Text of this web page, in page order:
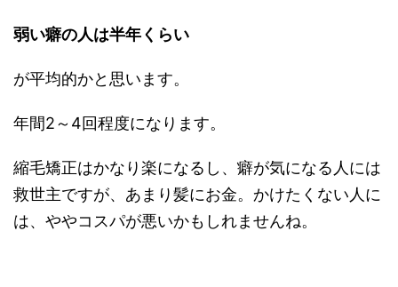
弱い癖の人は半年くらい
が平均的かと思います。
年間2～4回程度になります。
縮毛矯正はかなり楽になるし、癖が気になる人には
救世主ですが、あまり髪にお金。かけたくない人に
は、ややコスパが悪いかもしれませんね。